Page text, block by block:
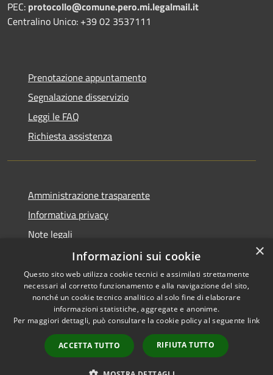
PEC: protocollo@comune.pero.mi.legalmail.it
Centralino Unico: +39 02 3537111
Prenotazione appuntamento
Segnalazione disservizio
Leggi le FAQ
Richiesta assistenza
Amministrazione trasparente
Informativa privacy
Note legali
Dichiarazione di accessibilità
RSS
Accessibilità
Copyright © 2026 • Comune di
Pero • Powered by
Municipium•
Accesso
redazione
×
Informazioni sui cookie
Questo sito web utilizza cookie tecnici e assimilati strettamente
necessari al corretto funzionamento e alla navigazione del sito,
nonché un cookie tecnico analitico al solo fine di elaborare
informazioni statistiche, aggregate e anonime.
Per maggiori dettagli, può consultare la cookie policy al seguente link
ACCETTA TUTTO RIFIUTA TUTTO